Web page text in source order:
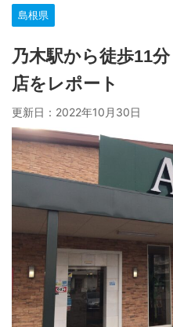
島根県
乃木駅から徒歩11
店をレポート
更新日： 2022年10月30日